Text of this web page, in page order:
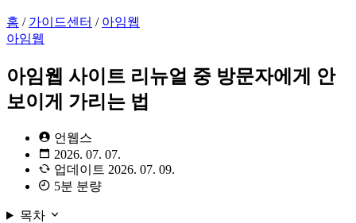
홈 / 가이드센터 / 아임웹
아임웹
아임웹 사이트 리뉴얼 중 방문자에게 안
보이게 가리는 법
언웹스
2026. 07. 07.
업데이트 2026. 07. 09.
5분 분량
목차